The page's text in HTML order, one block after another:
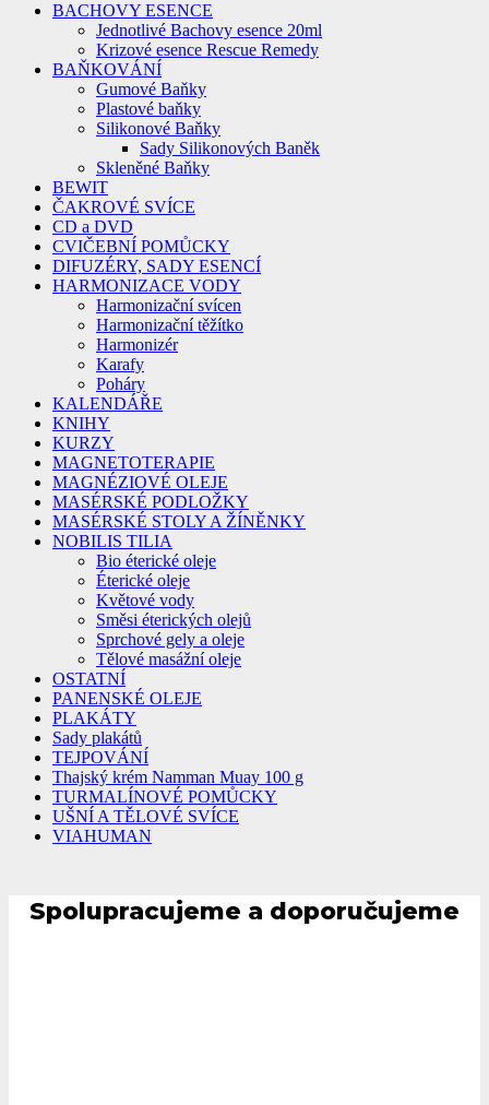
BACHOVY ESENCE
Jednotlivé Bachovy esence 20ml
Krizové esence Rescue Remedy
BAŇKOVÁNÍ
Gumové Baňky
Plastové baňky
Silikonové Baňky
Sady Silikonových Baněk
Skleněné Baňky
BEWIT
ČAKROVÉ SVÍCE
CD a DVD
CVIČEBNÍ POMŮCKY
DIFUZÉRY, SADY ESENCÍ
HARMONIZACE VODY
Harmonizační svícen
Harmonizační těžítko
Harmonizér
Karafy
Poháry
KALENDÁŘE
KNIHY
KURZY
MAGNETOTERAPIE
MAGNÉZIOVÉ OLEJE
MASÉRSKÉ PODLOŽKY
MASÉRSKÉ STOLY A ŽÍNĚNKY
NOBILIS TILIA
Bio éterické oleje
Éterické oleje
Květové vody
Směsi éterických olejů
Sprchové gely a oleje
Tělové masážní oleje
OSTATNÍ
PANENSKÉ OLEJE
PLAKÁTY
Sady plakátů
TEJPOVÁNÍ
Thajský krém Namman Muay 100 g
TURMALÍNOVÉ POMŮCKY
UŠNÍ A TĚLOVÉ SVÍCE
VIAHUMAN
Spolupracujeme a doporučujeme